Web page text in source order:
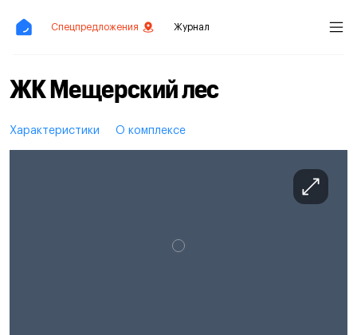
Спецпредложения Журнал
ЖК Мещерский лес
Характеристики О комплексе